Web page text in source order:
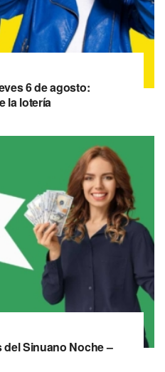
6 de agosto:
la lotería
Sinuano Noche –